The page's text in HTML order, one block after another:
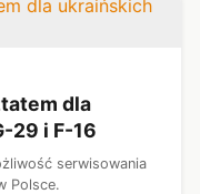
dla
29 i F-16
serwisowania
Polsce.